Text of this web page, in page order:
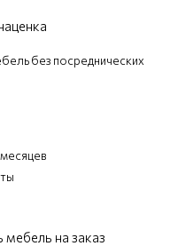
без посреднических
мебель на заказ